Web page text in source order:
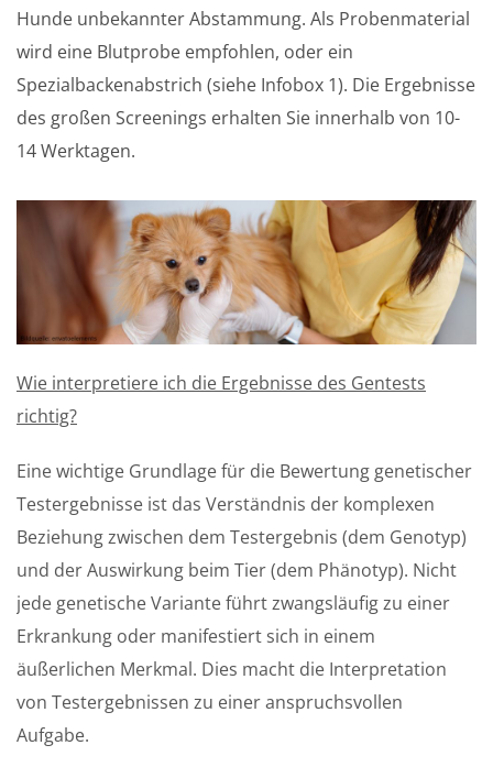
Hunde unbekannter Abstammung. Als Probenmaterial
wird eine Blutprobe empfohlen, oder ein
Spezialbackenabstrich (siehe Infobox 1). Die Ergebnisse
des großen Screenings erhalten Sie innerhalb von 10-
14 Werktagen.
Wie interpretiere ich die Ergebnisse des Gentests
richtig?
Eine wichtige Grundlage für die Bewertung genetischer
Testergebnisse ist das Verständnis der komplexen
Beziehung zwischen dem Testergebnis (dem Genotyp)
und der Auswirkung beim Tier (dem Phänotyp). Nicht
jede genetische Variante führt zwangsläufig zu einer
Erkrankung oder manifestiert sich in einem
äußerlichen Merkmal. Dies macht die Interpretation
von Testergebnissen zu einer anspruchsvollen
Aufgabe.